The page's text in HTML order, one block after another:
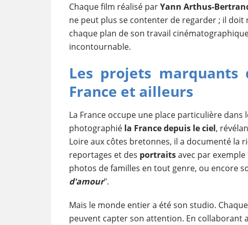
Chaque film réalisé parYann Arthus-
ne peut plus se contenter de regarder ; il
chaque plan de son travail
incontournable.
Les projets marquants
France et ailleurs
La France occupe une place particulière
photographié la France depuis le ciel,
Loire aux côtes bretonnes, il a documenté la
reportages et des portraitsavec par exemple
photos de familles en tout genre, ou encore
d'amour".
Mais le monde entier a été son studio.
peuvent capter son attention. En collaborant